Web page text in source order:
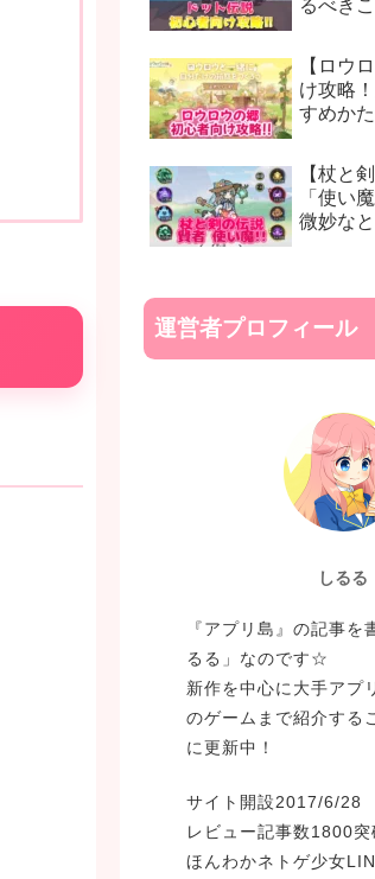
るべき
【ロウ
け攻略
すめかた
【杖と
「使い
微妙な
運営者プロフィール
しるる
『アプリ島』の記事を
るる」なのです☆
新作を中心に大手アプ
のゲームまで紹介する
に更新中！
サイト開設2017/6/28
レビュー記事数1800突
ほんわかネトゲ少女